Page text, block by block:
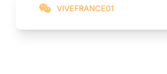
VIVEFRANCE01